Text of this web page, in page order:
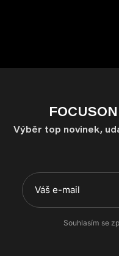
FOCUSON
Výběr top novinek,
Souhlasím se